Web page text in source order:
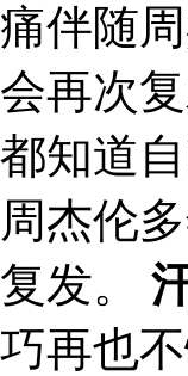
痛伴随
会再次
都知道
周杰伦
复发。
巧再也